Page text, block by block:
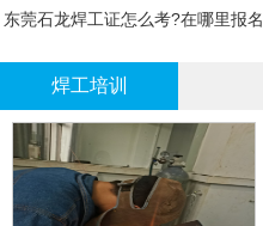
东莞石龙焊工证怎么考?在哪里报名
焊工培训